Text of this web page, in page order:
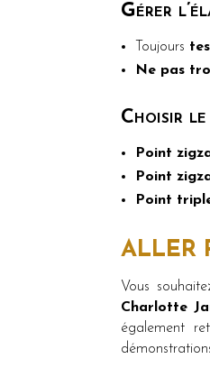
Gérer
Toujours
Ne pas
Choisir le
Point
Point
Point
ALLER
Vous
Charlotte
également